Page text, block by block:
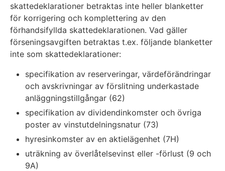
skattedeklarationer betraktas inte heller blanketter
för korrigering och komplettering av den
förhandsifyllda skattedeklarationen. Vad gäller
förseningsavgiften betraktas t.ex. följande blanketter
inte som skattedeklarationer:
specifikation av reserveringar, värdeförändringar
och avskrivningar av förslitning underkastade
anläggningstillgångar (62)
specifikation av dividendinkomster och övriga
poster av vinstutdelningsnatur (73)
hyresinkomster av en aktielägenhet (7H)
uträkning av överlåtelsevinst eller -förlust (9 och
9A)